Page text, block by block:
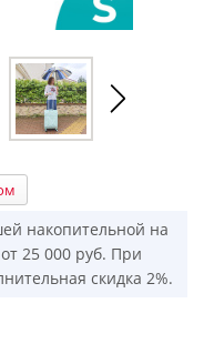
накопительной на
25 000 руб. При
скидка 2%.